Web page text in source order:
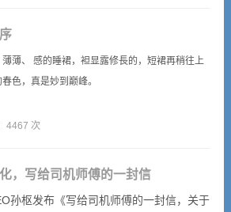
薄、 感的睡裙，袒显露修長的，短裙再稍往上
色，真是妙到巅峰。
4467 次
，写给司机师傅的一封信
孙枢发布《写给司机师傅的一封信，关于